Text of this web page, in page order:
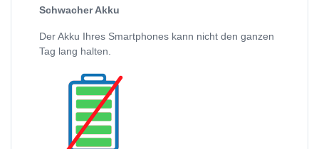
Schwacher Akku
Der Akku Ihres Smartphones kann nicht den ganzen
Tag lang halten.